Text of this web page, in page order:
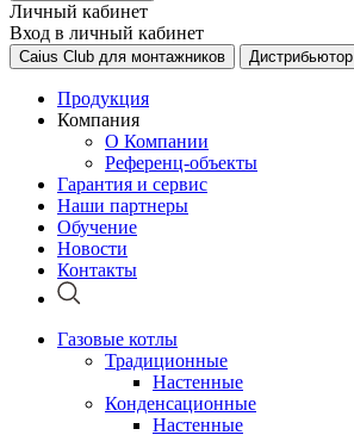
Личный кабинет
Вход в личный кабинет
Caius Club для монтажников Дистрибьютор
Продукция
Компания
О Компании
Референц-объекты
Гарантия и сервис
Наши партнеры
Обучение
Новости
Контакты
Газовые котлы
Традиционные
Настенные
Конденсационные
Настенные